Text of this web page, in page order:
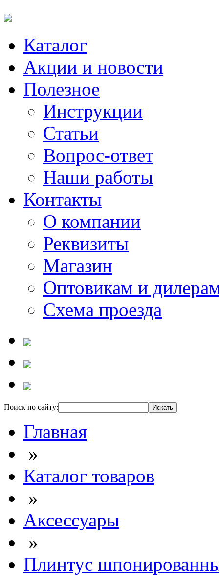
Каталог
Акции и новости
Полезное
Инструкции
Статьи
Вопрос-ответ
Наши работы
Контакты
О компании
Реквизиты
Магазин
Оптовикам и
Схема проезда
Поиск по сайту:
Главная
»
Каталог товаров
»
Аксессуары
»
Плинтус